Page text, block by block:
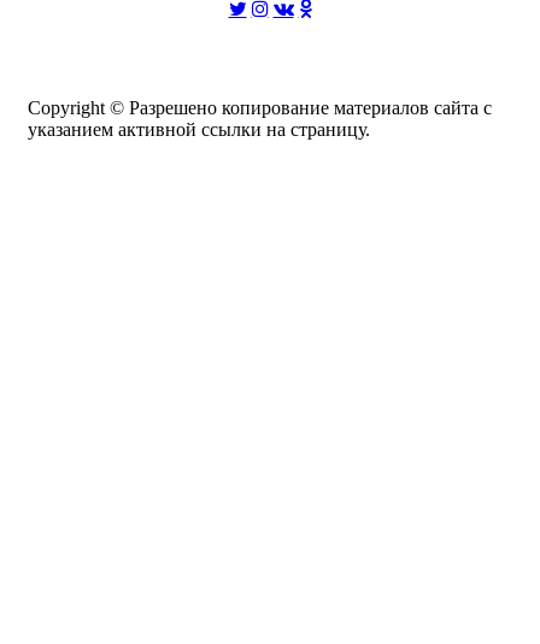
Copyright © Разрешено копирование материалов сайта с
указанием активной ссылки на страницу.